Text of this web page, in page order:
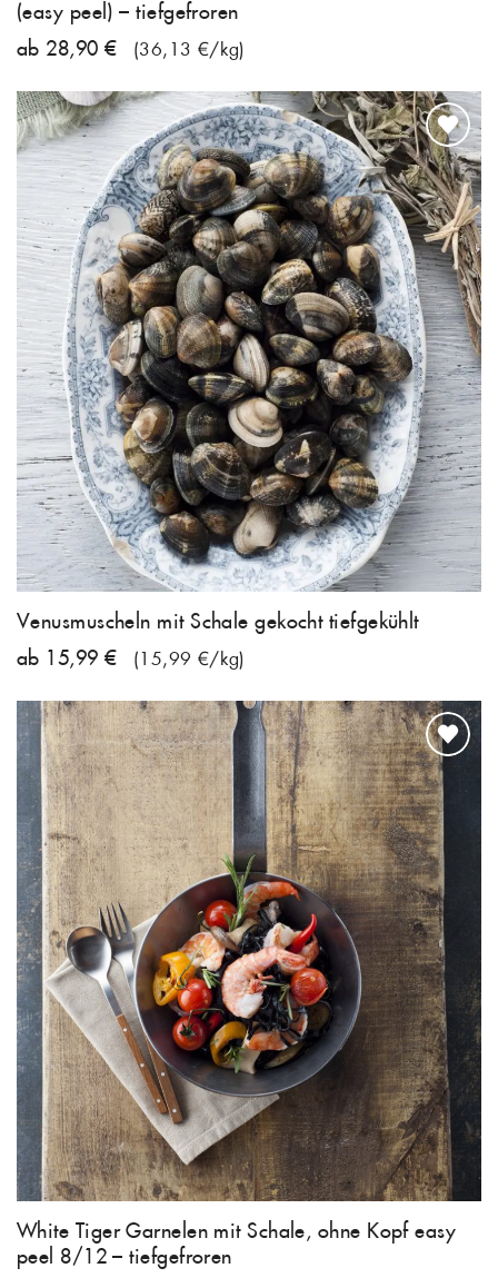
(easy peel) – tiefgefroren
ab 28,90 €
(36,13 €/kg)
Venusmuscheln mit Schale gekocht tiefgekühlt
ab 15,99 €
(15,99 €/kg)
White Tiger Garnelen mit Schale, ohne Kopf easy
peel 8/12 – tiefgefroren